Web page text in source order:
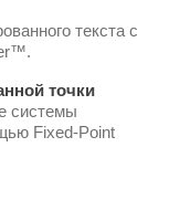
текста с
точки
системы
Fixed-Point